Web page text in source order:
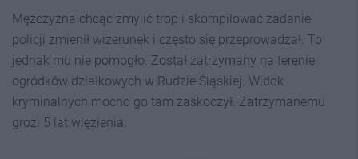
Mężczyzna chcąc zmylić trop i skompilować zadanie
policji zmienił wizerunek i często się przeprowadzał. To
jednak mu nie pomogło. Został zatrzymany na terenie
ogródków działkowych w Rudzie Śląskiej. Widok
kryminalnych mocno go tam zaskoczył. Zatrzymanemu
grozi 5 lat więzienia.